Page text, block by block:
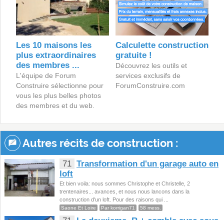
Les 10 maisons les
plus extraordinaires
des membres ...
L'équipe de Forum
Construire sélectionne pour
vous les plus belles photos
des membres et du web.
Calculette construction
gratuite !
Découvrez les outils et
services exclusifs de
ForumConstruire.com
Autres récits de construction :
71 Transformation d'un garage auto en
loft
Et bien voila: nous sommes Christophe et Christelle, 2
trentenaires... avances, et nous nous lancons dans la
construction d'un loft. Pour des raisons qui ...
Saone Et Loire Par korrigan71 58 mess.